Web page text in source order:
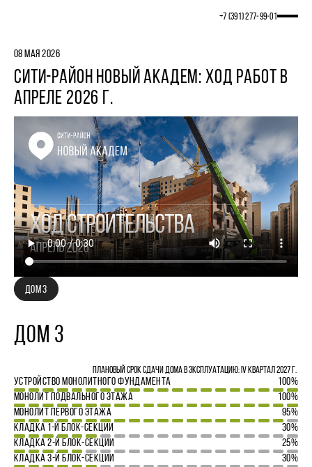
+7 (391) 277‒99‒01
08 МАЯ 2026
СИТИ-РАЙОН НОВЫЙ АКАДЕМ: ХОД РАБОТ В
АПРЕЛЕ 2026 Г.
ДОМ 3
ДОМ 3
Плановый срок сдачи дома в эксплуатацию: IV квартал 2027 г.
УСТРОЙСТВО МОНОЛИТНОГО ФУНДАМЕНТА
100%
МОНОЛИТ ПОДВАЛЬНОГО ЭТАЖА
100%
МОНОЛИТ ПЕРВОГО ЭТАЖА
95%
КЛАДКА 1-Й БЛОК-СЕКЦИИ
30%
КЛАДКА 2-Й БЛОК-СЕКЦИИ
25%
КЛАДКА 3-Й БЛОК-СЕКЦИИ
30%